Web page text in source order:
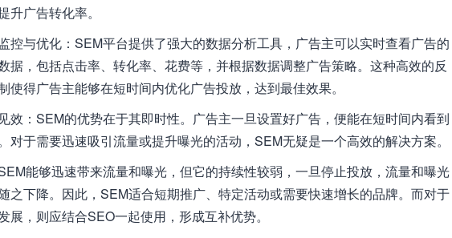
升广告转化率。
控与优化：SEM平台提供了强大的数据分析工具，广告主可以实时查看广告的
据，包括点击率、转化率、花费等，并根据数据调整广告策略。这种高效的反
使得广告主能够在短时间内优化广告投放，达到最佳效果。
效：SEM的优势在于其即时性。广告主一旦设置好广告，便能在短时间内看到
对于需要迅速吸引流量或提升曝光的活动，SEM无疑是一个高效的解决方案。
能够迅速带来流量和曝光，但它的持续性较弱，一旦停止投放，流量和曝光
之下降。因此，SEM适合短期推广、特定活动或需要快速增长的品牌。而对于
展，则应结合SEO一起使用，形成互补优势。